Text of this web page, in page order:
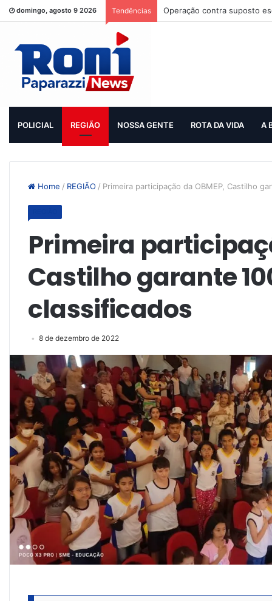
domingo, agosto 9 2026 Tendências Operação contra suposto
POLICIAL REGIÃO NOSSA GENTE ROTA DA VIDA A
Home / REGIÃO / Primeira participação da OBMEP, Castilho
Primeira
Castilho garante
classificados
8 de dezembro de 2022